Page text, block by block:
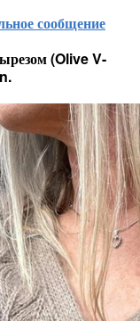
сообщение
(Olive V-